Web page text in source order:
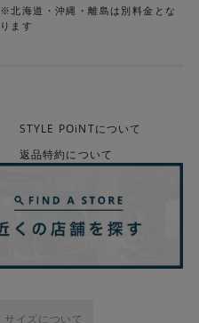
※北海道・沖縄・離島は別料金とな
ります
STYLE POiNTについて
返品特約について
サイズについて